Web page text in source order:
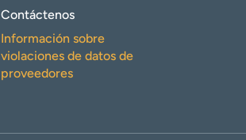
Contáctenos
Información sobre
violaciones de datos de
proveedores